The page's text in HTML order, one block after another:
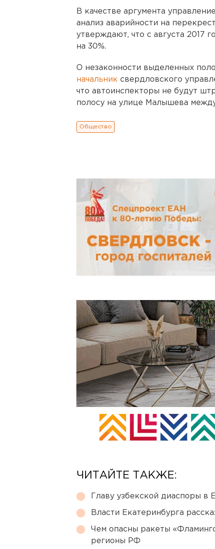
В качестве аргумента
анализ аварийности на
утверждают, что с августа 2017
на 30%.
О незаконности выделенных
начальник свердловского
что автоинспекторы не будут
полосу на улице Малышева
Общество
ЧИТАЙТЕ ТАКЖЕ:
Главу узбекской диаспоры в
Власти Екатеринбурга
Чем опасны ракеты
регионы РФ